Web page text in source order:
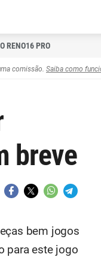
RENO16 PRO
comissão. Saiba como
breve
bem jogos
para este jogo